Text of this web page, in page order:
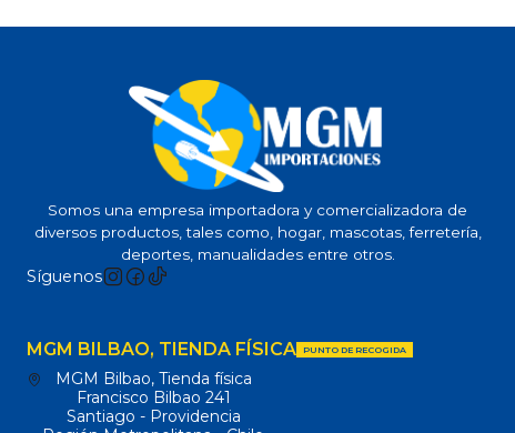
Somos una empresa importadora y comercializadora de
diversos productos, tales como, hogar, mascotas, ferretería,
deportes, manualidades entre otros.
Síguenos
MGM BILBAO, TIENDA FÍSICA PUNTO DE RECOGIDA
MGM Bilbao, Tienda física
Francisco Bilbao 241
Santiago - Providencia